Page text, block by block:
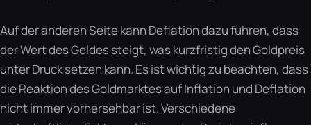
Auf der anderen Seite kann Deflation dazu führen, dass
der Wert des Geldes steigt, was kurzfristig den Goldpreis
unter Druck setzen kann. Es ist wichtig zu beachten, dass
die Reaktion des Goldmarktes auf Inflation und Deflation
nicht immer vorhersehbar ist. Verschiedene